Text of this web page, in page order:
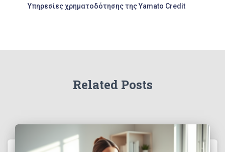
Υπηρεσίες χρηματοδότησης της Yamato Credit
Related Posts